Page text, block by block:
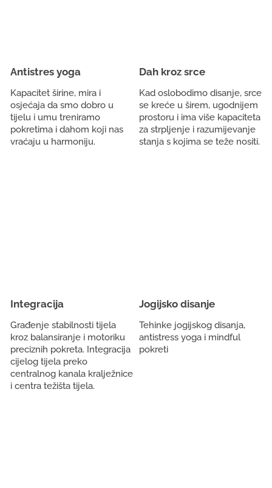
Antistres yoga
Kapacitet širine, mira i
osjećaja da smo dobro u
tijelu i umu treniramo
pokretima i dahom koji nas
vraćaju u harmoniju.
Dah kroz srce
Kad oslobodimo disanje, srce
se kreće u širem, ugodnijem
prostoru i ima više kapaciteta
za strpljenje i razumijevanje
stanja s kojima se teže nositi.
Integracija
Građenje stabilnosti tijela
kroz balansiranje i motoriku
preciznih pokreta. Integracija
cijelog tijela preko
centralnog kanala kralježnice
i centra težišta tijela.
Jogijsko disanje
Tehinke jogijskog disanja,
antistress yoga i mindful
pokreti